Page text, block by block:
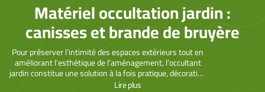
Matériel occultation jardin :
canisses et brande de bruyère
Pour préserver l’intimité des espaces extérieurs tout en
améliorant l’esthétique de l’aménagement, l’occultant
jardin constitue une solution à la fois pratique, décorative
et durable. La catégorie occultation jardin regroupe
Lireplus